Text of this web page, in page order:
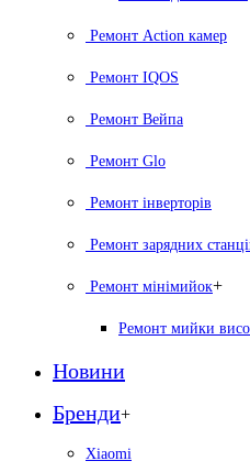
Ремонт Action камер
Ремонт IQOS
Ремонт Вейпа
Ремонт Glo
Ремонт інверторів
Ремонт зарядних
Ремонт мiнiмийок+
Ремонт мийки
Новини
Бренди+
Xiaomi